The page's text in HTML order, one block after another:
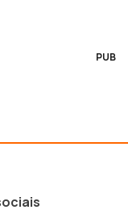
PUB